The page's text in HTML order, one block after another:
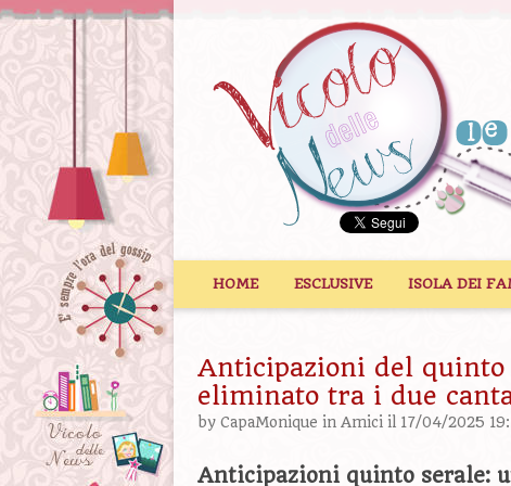
HOME ESCLUSIVE ISOLA DEI
Anticipazioni del
eliminato tra i due
by CapaMonique in Amici il 17/04/2025
Anticipazioni quinto serale: